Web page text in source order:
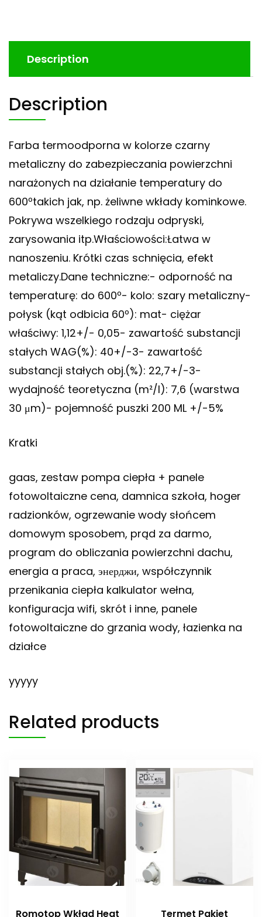
Description
Description
Farba termoodporna w kolorze czarny
metaliczny do zabezpieczania powierzchni
narażonych na działanie temperatury do
600ºtakich jak, np. żeliwne wkłady kominkowe.
Pokrywa wszelkiego rodzaju odpryski,
zarysowania itp.Właściowości:Łatwa w
nanoszeniu. Krótki czas schnięcia, efekt
metaliczy.Dane techniczne:- odporność na
temperaturę: do 600º- kolo: szary metaliczny-
połysk (kąt odbicia 60º): mat- ciężar
właściwy: 1,12+/- 0,05- zawartość substancji
stałych WAG(%): 40+/-3- zawartość
substancji stałych obj.(%): 22,7+/-3-
wydajność teoretyczna (m²/l): 7,6 (warstwa
30 μm)- pojemność puszki 200 ML +/-5%
Kratki
gaas, zestaw pompa ciepła + panele
fotowoltaiczne cena, damnica szkoła, hoger
radzionków, ogrzewanie wody słońcem
domowym sposobem, prąd za darmo,
program do obliczania powierzchni dachu,
energia a praca, энерджи, współczynnik
przenikania ciepła kalkulator wełna,
konfiguracja wifi, skrót i inne, panele
fotowoltaiczne do grzania wody, łazienka na
działce
yyyyy
Related products
Romotop Wkład Heat Termet Pakiet